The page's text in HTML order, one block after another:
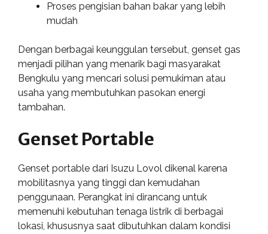
Proses pengisian bahan bakar yang lebih
mudah
Dengan berbagai keunggulan tersebut, genset gas
menjadi pilihan yang menarik bagi masyarakat
Bengkulu yang mencari solusi pemukiman atau
usaha yang membutuhkan pasokan energi
tambahan.
Genset Portable
Genset portable dari Isuzu Lovol dikenal karena
mobilitasnya yang tinggi dan kemudahan
penggunaan. Perangkat ini dirancang untuk
memenuhi kebutuhan tenaga listrik di berbagai
lokasi, khususnya saat dibutuhkan dalam kondisi